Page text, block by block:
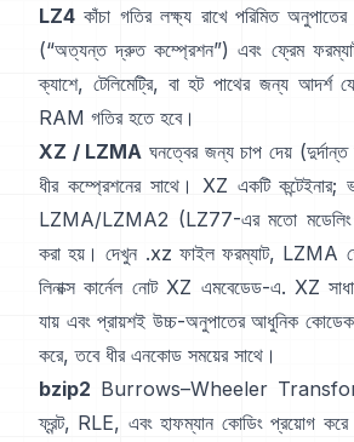
LZ4 কাঁচা গতির লক্ষ্য রাখে পরিমিত
(“অত্যন্ত দ্রুত কম্প্রেশন”) এবং ফ্রেম
ক্যাশে, টেলিমেট্রি, বা হট পাথের জন্য আদর্শ
RAM গতির হতে হবে।
XZ / LZMA ঘনত্বের জন্য চাপ দেয়
ধীর কম্প্রেশনের সাথে। XZ একটি কন্টেইনার;
LZMA/LZMA2 (LZ77-এর মতো মডেলিং +
করা হয়। দেখুন .xz ফাইল ফরম্যাট, LZMA
লিনাক্স কার্নেল নোট XZ এমবেডেড-এ. XZ
যায় এবং প্রায়শই উচ্চ-অনুপাতের আধুনিক
করে, তবে ধীর এনকোড সময়ের সাথে।
bzip2 Burrows–Wheeler
ফ্রন্ট, RLE, এবং হাফম্যান কোডিং প্রয়োগ